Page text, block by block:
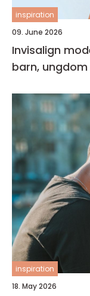
inspiration
09. June 2026
Invisalign moderne, usynlig tannregulering for
barn,
inspiration
18. May 2026